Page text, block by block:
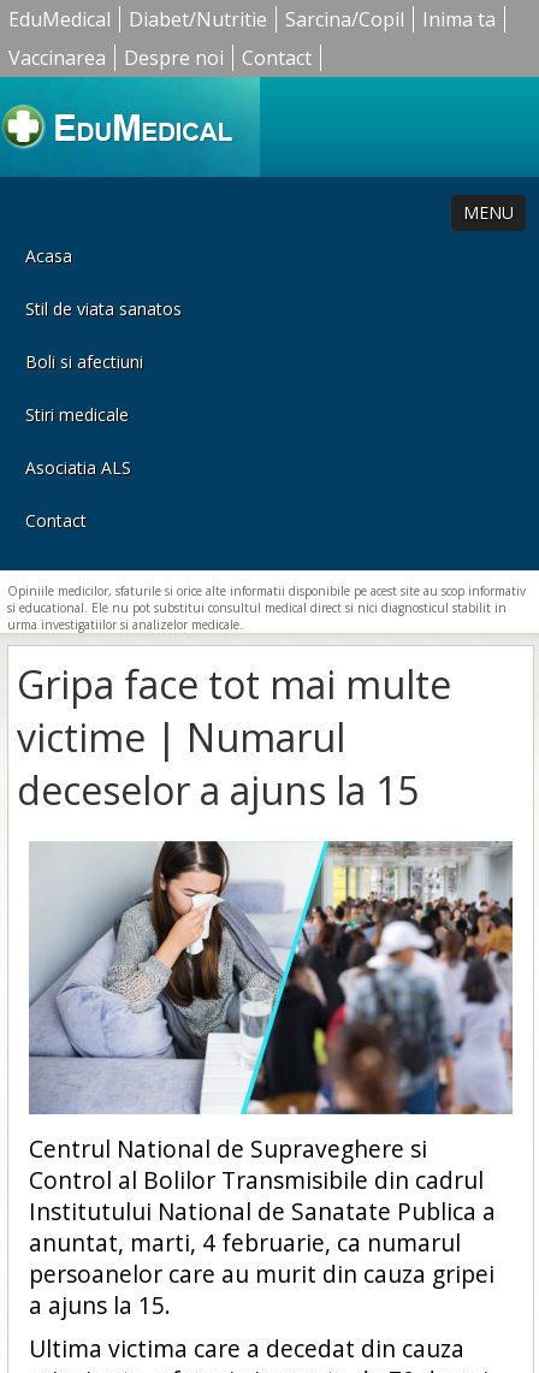
EduMedical Diabet/Nutritie Sarcina/Copil
Inima ta
Vaccinarea
Despre noi Contact
MENU
Acasa
Stil de viata sanatos
Boli si afectiuni
Stiri medicale
Asociatia ALS
Contact
Opiniile medicilor, sfaturile si orice alte informatii disponibile pe acest site au scop informativ
si educational. Ele nu pot substitui consultul medical direct si nici diagnosticul stabilit in
urma investigatiilor si analizelor medicale.
Gripa face tot mai multe
victime | Numarul
deceselor a ajuns la 15
Centrul National de Supraveghere si
Control al Bolilor Transmisibile din cadrul
Institutului National de Sanatate Publica a
anuntat, marti, 4 februarie, ca numarul
persoanelor care au murit din cauza gripei
a ajuns la 15.
Ultima victima care a decedat din cauza